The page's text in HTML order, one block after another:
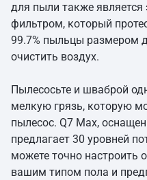
для пыли также
фильтром, который
99.7% пыльцы размером
очистить воздух.
Пылесосьте и шваброй
мелкую грязь, которую
пылесос. Q7 Max,
предлагает 30 уровней
можете точно настроить
вашим типом пола и